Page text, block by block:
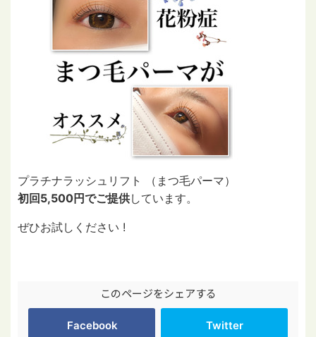
プラチナラッシュリフト （まつ毛パーマ）
初回5,500円でご提供しています。
ぜひお試しください !
このページをシェアする
Facebook Twitter